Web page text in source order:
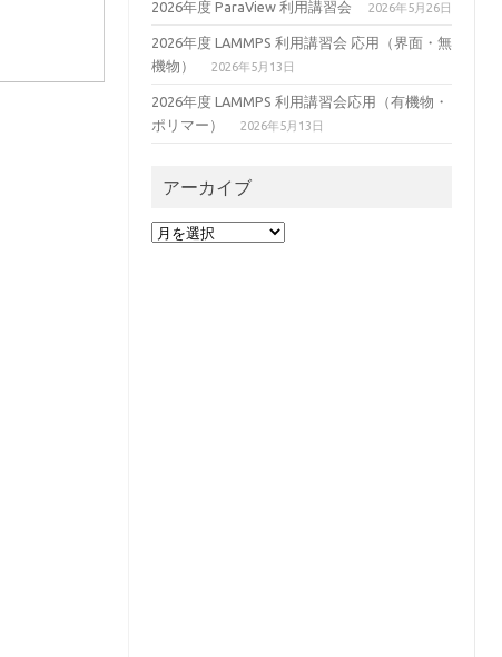
2026年度 ParaView 利用講習会 2026年5月26日
2026年度 LAMMPS 利用講習会 応用（界面・無
機物）
2026年5月13日
2026年度 LAMMPS 利用講習会応用（有機物・
ポリマー）
2026年5月13日
アーカイブ
ア